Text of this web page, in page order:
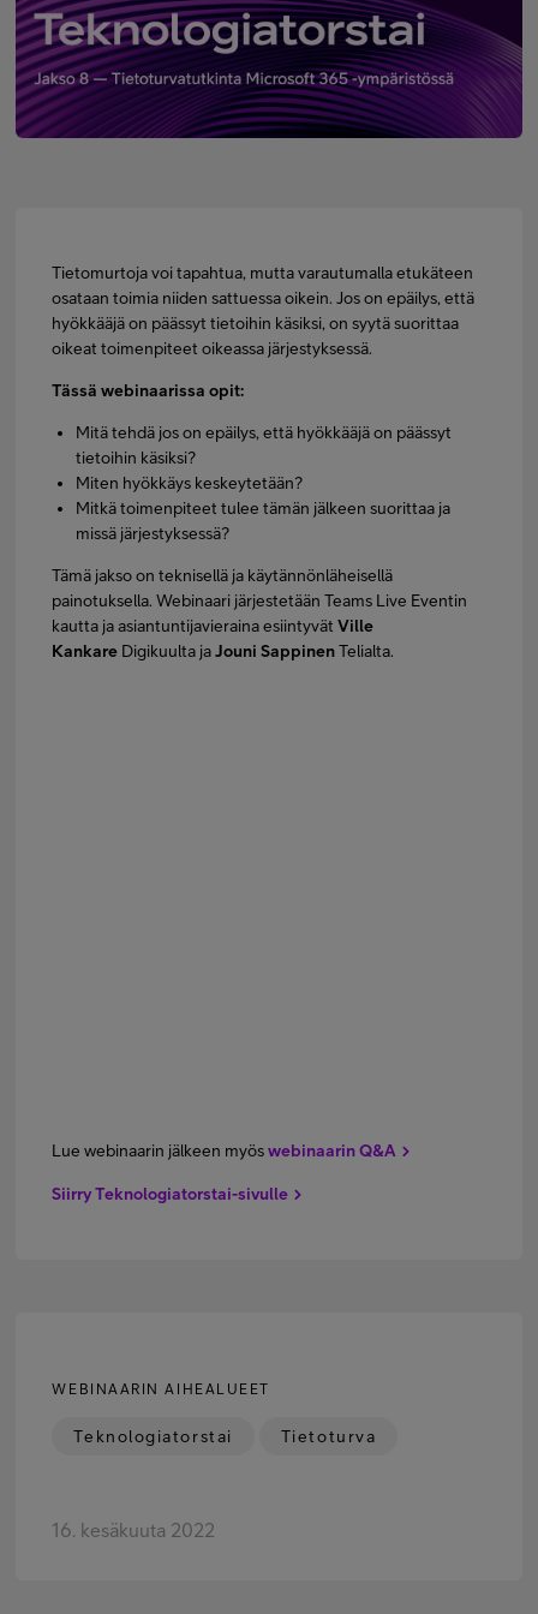
Minun Telia Yrityksille
Inspiroidu
Tietomurtoja voi tapahtua, mutta varautumalla etukäteen
osataan toimia niiden sattuessa oikein. Jos on epäilys, että
hyökkääjä on päässyt tietoihin käsiksi, on syytä suorittaa
oikeat toimenpiteet oikeassa järjestyksessä.
Tässä webinaarissa opit:
Mitä tehdä jos on epäilys, että hyökkääjä on päässyt
tietoihin käsiksi?
Miten hyökkäys keskeytetään?
Mitkä toimenpiteet tulee tämän jälkeen suorittaa ja
missä järjestyksessä?
Tämä jakso on teknisellä ja käytännönläheisellä
painotuksella. Webinaari järjestetään Teams Live Eventin
kautta ja asiantuntijavieraina esiintyvätVille
Kankare Digikuulta jaJouni SappinenTelialta.
Lue webinaarin jälkeen myöswebinaarin Q&A
Siirry Teknologiatorstai-sivulle
WEBINAARIN AIHEALUEET
Teknologiatorstai Tietoturva
16. kesäkuuta 2022